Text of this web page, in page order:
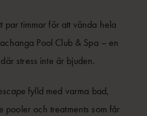
par timmar för att vända hela
Pool Club & Spa – en
stress inte är bjuden.
fylld med varma bad,
pooler och treatments som får